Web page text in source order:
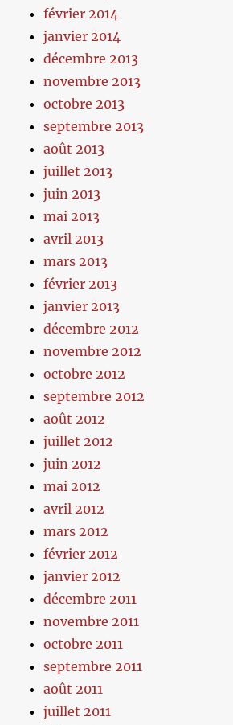
février 2014
janvier 2014
décembre 2013
novembre 2013
octobre 2013
septembre 2013
août 2013
juillet 2013
juin 2013
mai 2013
avril 2013
mars 2013
février 2013
janvier 2013
décembre 2012
novembre 2012
octobre 2012
septembre 2012
août 2012
juillet 2012
juin 2012
mai 2012
avril 2012
mars 2012
février 2012
janvier 2012
décembre 2011
novembre 2011
octobre 2011
septembre 2011
août 2011
juillet 2011